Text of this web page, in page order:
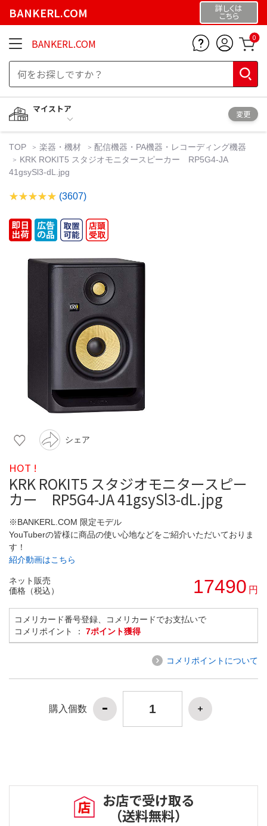
BANKERL.COM 詳しくは
こちら
BANKERL.COM 0
マイストア
変更
TOP 楽器・機材
配信機器・PA機器・レコーディング機器
KRK ROKIT5 スタジオモニタースピーカー RP5G4-JA
41gsySl3-dL.jpg
(3607)
シェア
HOT !
KRK ROKIT5 スタジオモニタースピー
カー RP5G4-JA 41gsySl3-dL.jpg
※BANKERL.COM 限定モデル
YouTuberの皆様に商品の使い心地などをご紹介いただいておりま
す！
紹介動画はこちら
ネット販売
価格（税込）
17490 円
コメリカード番号登録、コメリカードでお支払いで
コメリポイント ： 7ポイント獲得
コメリポイントについて
購入個数
お店で受け取る
（送料無料）